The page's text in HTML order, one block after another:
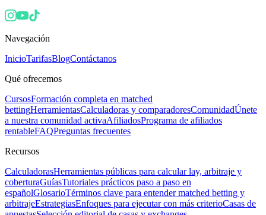
Navegación
InicioTarifasBlogContáctanos
Qué ofrecemos
CursosFormación completa en matched
bettingHerramientasCalculadoras y comparadoresComunidadÚnete
a nuestra comunidad activaAfiliadosPrograma de afiliados
rentableFAQPreguntas frecuentes
Recursos
CalculadorasHerramientas públicas para calcular lay, arbitraje y
coberturaGuíasTutoriales prácticos paso a paso en
españolGlosarioTérminos clave para entender matched betting y
arbitrajeEstrategiasEnfoques para ejecutar con más criterioCasas de